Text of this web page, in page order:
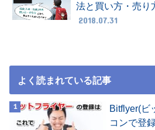
法と買い方・売り
2018.07.31
よく読まれている記事
Bitflyer(ビ
コンで登